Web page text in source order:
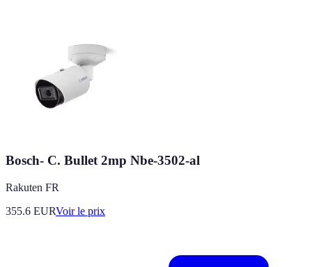
Bosch- C. Bullet 2mp Nbe-3502-al
Rakuten FR
355.6 EURVoir le prix